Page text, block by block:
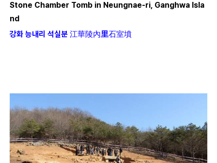
Stone Chamber Tomb in Neungnae-ri, Ganghwa Isla
nd
강화 능내리 석실분 江華陵內里石室墳